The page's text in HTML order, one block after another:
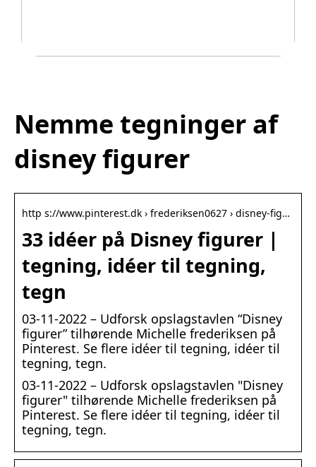
Nemme tegninger af
disney figurer
http s://www.pinterest.dk › frederiksen0627 › disney-fig…
33 idéer på Disney figurer |
tegning, idéer til tegning,
tegn
03-11-2022 – Udforsk opslagstavlen “Disney
figurer” tilhørende Michelle frederiksen på
Pinterest. Se flere idéer til tegning, idéer til
tegning, tegn.
03-11-2022 – Udforsk opslagstavlen "Disney
figurer" tilhørende Michelle frederiksen på
Pinterest. Se flere idéer til tegning, idéer til
tegning, tegn.